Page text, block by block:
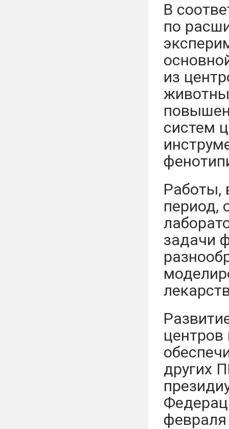
В
по
из
систем
Работы,
период,
задачи
других
февраля